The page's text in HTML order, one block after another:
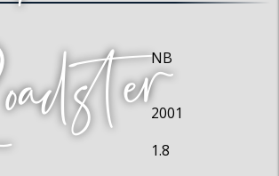
NB
2001
1.8